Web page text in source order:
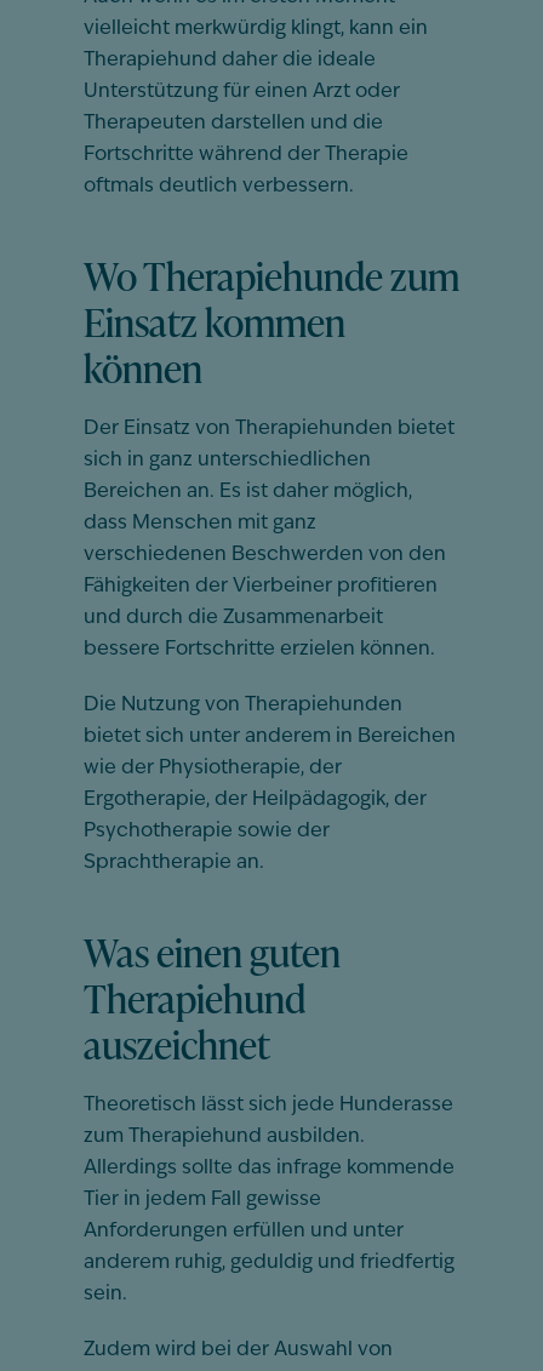
vielleicht merkwürdig klingt, kann ein
Therapiehund daher die ideale
Unterstützung für einen Arzt oder
Therapeuten darstellen und die
Fortschritte während der Therapie
oftmals deutlich verbessern.
Wo Therapiehunde zum
Einsatz kommen
können
Der Einsatz von Therapiehunden bietet
sich in ganz unterschiedlichen
Bereichen an. Es ist daher möglich,
dass Menschen mit ganz
verschiedenen Beschwerden von den
Fähigkeiten der Vierbeiner profitieren
und durch die Zusammenarbeit
bessere Fortschritte erzielen können.
Die Nutzung von Therapiehunden
bietet sich unter anderem in Bereichen
wie der Physiotherapie, der
Ergotherapie, der Heilpädagogik, der
Psychotherapie sowie der
Sprachtherapie an.
Was einen guten
Therapiehund
auszeichnet
Theoretisch lässt sich jede Hunderasse
zum Therapiehund ausbilden.
Allerdings sollte das infrage kommende
Tier in jedem Fall gewisse
Anforderungen erfüllen und unter
anderem ruhig, geduldig und friedfertig
sein.
Zudem wird bei der Auswahl von